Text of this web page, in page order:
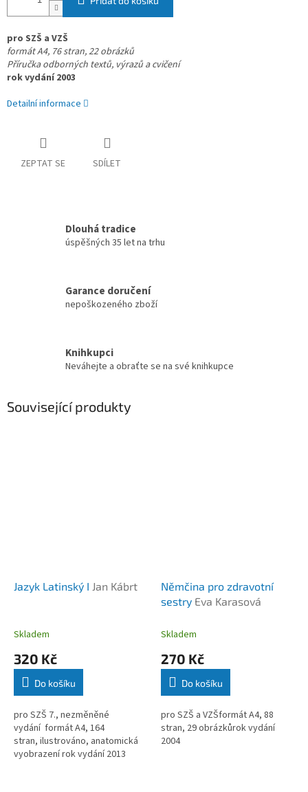
pro SZŠ a VZŠ
formát A4, 76 stran, 22 obrázků
Příručka odborných textů, výrazů a cvičení
rok vydání 2003
Detailní informace
ZEPTAT SE SDÍLET
Dlouhá tradice
úspěšných 35 let na trhu
Garance doručení
nepoškozeného zboží
Knihkupci
Neváhejte a obraťte se na své knihkupce
Související produkty
Jazyk Latinský I Jan Kábrt
Skladem
320 Kč
Do košíku
pro SZŠ 7., nezměněné
vydání formát A4, 164
stran, ilustrováno, anatomická
vyobrazení rok vydání 2013
Němčina pro zdravotní
sestry Eva Karasová
Skladem
270 Kč
Do košíku
pro SZŠ a VZŠformát A4, 88
stran, 29 obrázkůrok vydání
2004